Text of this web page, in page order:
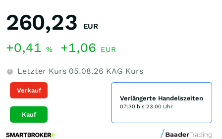
260,23 EUR
+0,41 % +1,06 EUR
Letzter Kurs 05.08.26 KAG Kurs
Verkauf
Kauf
Verlängerte Handelszeiten
07:30 bis 23:00 Uhr